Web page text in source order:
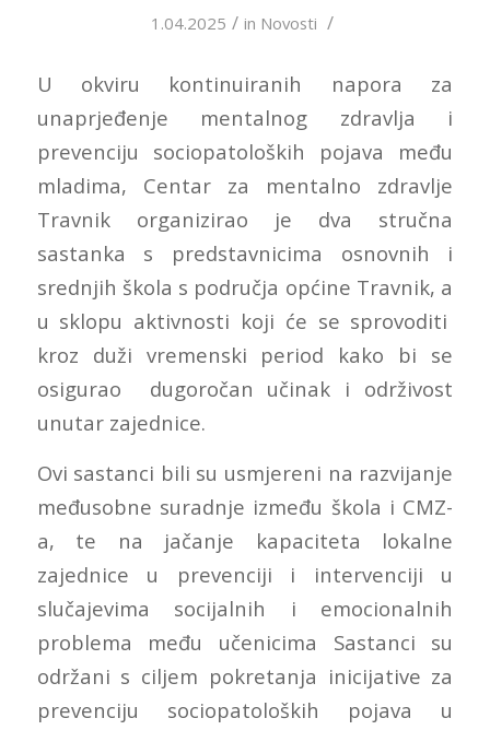
1.04.2025 / in Novosti /
U okviru kontinuiranih napora za
unaprjeđenje mentalnog zdravlja i
prevenciju sociopatoloških pojava među
mladima, Centar za mentalno zdravlje
Travnik organizirao je dva stručna
sastanka s predstavnicima osnovnih i
srednjih škola s područja općine Travnik, a
u sklopu aktivnosti koji će se sprovoditi
kroz duži vremenski period kako bi se
osigurao dugoročan učinak i održivost
unutar zajednice.
Ovi sastanci bili su usmjereni na razvijanje
međusobne suradnje između škola i CMZ-
a, te na jačanje kapaciteta lokalne
zajednice u prevenciji i intervenciji u
slučajevima socijalnih i emocionalnih
problema među učenicima Sastanci su
održani s ciljem pokretanja inicijative za
prevenciju sociopatoloških pojava u